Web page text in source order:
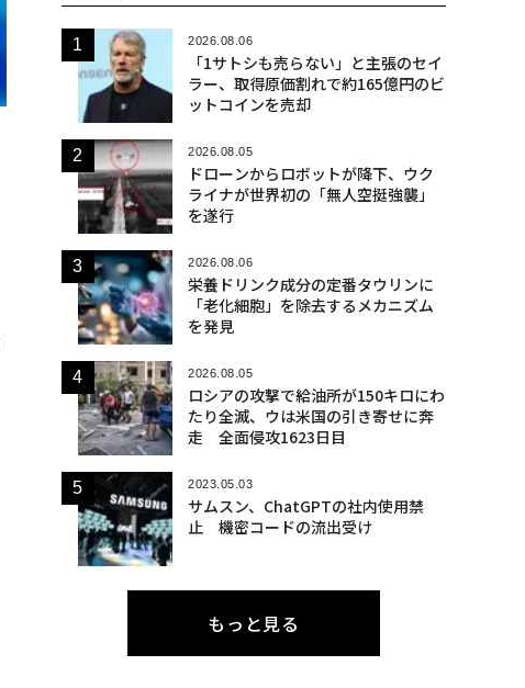
2026.08.06
「1サトシも売らない」と主張のセイ
ラー、取得原価割れで約165億円のビ
ットコインを売却
2026.08.05
ドローンからロボットが降下、ウク
ライナが世界初の「無人空挺強襲」
を遂行
2026.08.06
栄養ドリンク成分の定番タウリンに
「老化細胞」を除去するメカニズム
を発見
2026.08.05
ロシアの攻撃で給油所が150キロにわ
たり全滅、ウは米国の引き寄せに奔
走 全面侵攻1623日目
2023.05.03
サムスン、ChatGPTの社内使用禁
止 機密コードの流出受け
もっと見る